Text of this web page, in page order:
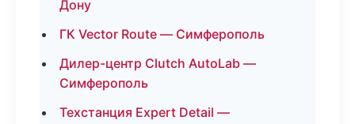
Дону
ГК Vector Route — Симферополь
Дилер-центр Clutch AutoLab —
Симферополь
Техстанция Expert Detail —